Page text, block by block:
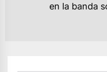
en la banda